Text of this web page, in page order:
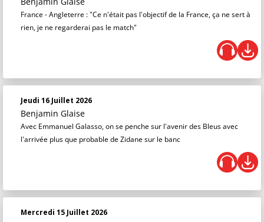
France - Angleterre : "Ce n'était pas l'objectif de la France, ça ne sert à
rien, je ne regarderai pas le match"
Jeudi 16 Juillet 2026
Benjamin Glaise
Avec Emmanuel Galasso, on se penche sur l'avenir des Bleus avec
l'arrivée plus que probable de Zidane sur le banc
Mercredi 15 Juillet 2026